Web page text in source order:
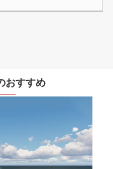
おすすめ
オリンピックでは、Lawada
ボートのエンジンの公式サ
定されました。